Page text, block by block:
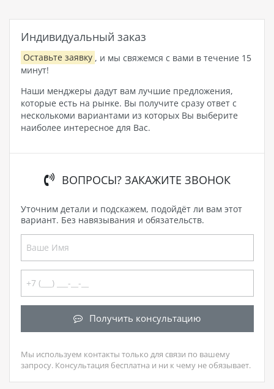
Индивидуальный заказ
Оставьте заявку , и мы свяжемся с вами в течение 15
минут!
Наши менджеры дадут вам лучшие предложения,
которые есть на рынке. Вы получите сразу ответ с
несколькоми вариантами из которых Вы выберите
наиболее интересное для Вас.
ВОПРОСЫ? ЗАКАЖИТЕ ЗВОНОК
Уточним детали и подскажем, подойдёт ли вам этот
вариант. Без навязывания и обязательств.
Получить консультацию
Мы используем контакты только для связи по вашему
запросу. Консультация бесплатна и ни к чему не обязывает.